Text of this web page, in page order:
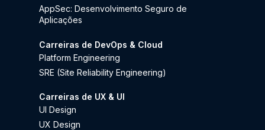
AppSec: Desenvolvimento Seguro de
Aplicações
Carreiras de DevOps & Cloud
Platform Engineering
SRE (Site Reliability Engineering)
Carreiras de UX & UI
UI Design
UX Design